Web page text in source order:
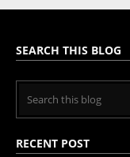
SEARCH THIS BLOG
RECENT POST